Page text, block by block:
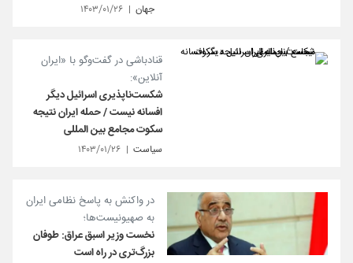
جهان ۱۴۰۳/۰۱/۲۶
قنادباشی در گفت‌وگو با «ایران
آنلاین»:
شکست‌ناپذیری اسرائیل دیگر
افسانه نیست / حمله ایران نتیجه
سکوت مجامع بین المللی
سیاست ۱۴۰۳/۰۱/۲۶
در واکنش به پاسخ نظامی ایران
به صهیونیست‌ها؛
نخست وزیر اسبق عراق: طوفان
بزرگ‌تری در راه است